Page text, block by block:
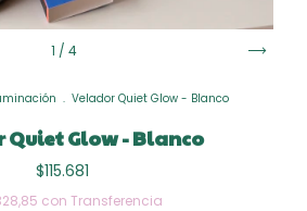
1 / 4
. Velador Quiet Glow - Blanco
Quiet Glow - Blanco
$115.681
con Transferencia